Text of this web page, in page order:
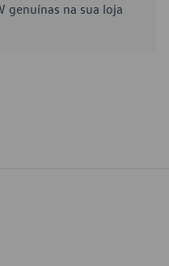
genuínas na sua loja